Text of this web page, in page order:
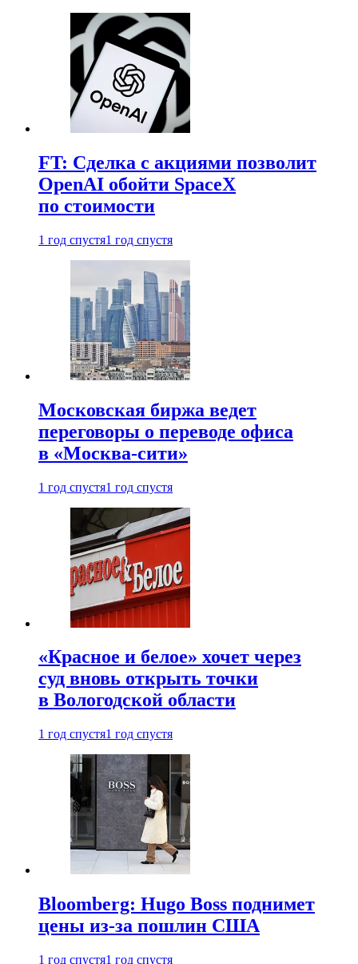
FT: Сделка с акциями позволит
OpenAI обойти SpaceX
по стоимости
1 год спустя1 год спустя
Московская биржа ведет
переговоры о переводе офиса
в «Москва-сити»
1 год спустя1 год спустя
«Красное и белое» хочет через
суд вновь открыть точки
в Вологодской области
1 год спустя1 год спустя
Bloomberg: Hugo Boss поднимет
цены из-за пошлин США
1 год спустя1 год спустя